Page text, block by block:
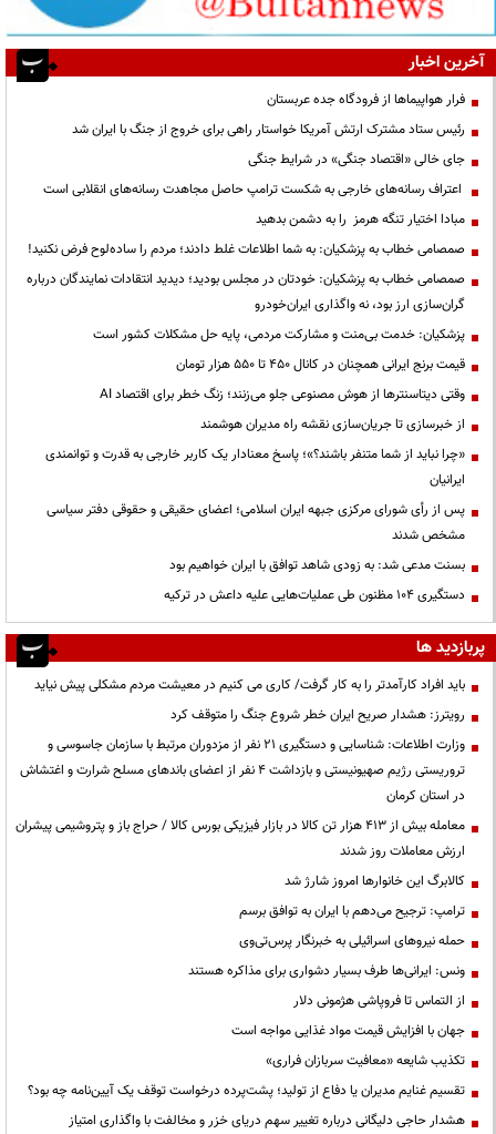
آخرین اخبار
فرار هواپیماها از فرودگاه جده عربستان
رئیس ستاد مشترک ارتش آمریکا خواستار راهی برای خروج از جنگ با ایران شد
جای خالی «اقتصاد جنگی» در شرایط جنگی
اعتراف رسانه‌های خارجی به شکست ترامپ حاصل مجاهدت رسانه‌های انقلابی است
مبادا اختیار تنگه هرمز را به دشمن بدهید
صمصامی خطاب به پزشکیان: به شما اطلاعات غلط دادند؛ مردم را ساده‌لوح فرض نکنید!
صمصامی خطاب به پزشکیان: خودتان در مجلس بودید؛ دیدید انتقادات نمایندگان درباره
گران‌سازی ارز بود، نه واگذاری ایران‌خودرو
پزشکیان: خدمت بی‌منت و مشارکت مردمی، پایه حل مشکلات کشور است
قیمت‌ برنج ایرانی همچنان در کانال ۴۵۰ تا ۵۵۰ هزار تومان
وقتی دیتاسنترها از هوش مصنوعی جلو می‌زنند؛ زنگ خطر برای اقتصاد AI
از خبرسازی تا جریان‌سازی نقشه راه مدیران هوشمند
«چرا نباید از شما متنفر باشند؟»؛ پاسخ معنادار یک کاربر خارجی به قدرت و توانمندی
ایرانیان
پس از رأی شورای مرکزی جبهه ایران اسلامی؛ اعضای حقیقی و حقوقی دفتر سیاسی
مشخص شدند
بسنت مدعی شد: به زودی شاهد توافق با ایران خواهیم بود
دستگیری ۱۰۴ مظنون طی عملیات‌هایی علیه داعش در ترکیه
پربازدید ها
باید افراد کارآمدتر را به کار گرفت/ کاری می کنیم در معیشت مردم مشکلی پیش نیاید
رویترز: هشدار صریح ایران خطر شروع جنگ را متوقف کرد
وزارت اطلاعات: شناسایی و دستگیری ۲۱ نفر از مزدوران مرتبط با سازمان جاسوسی و
تروریستی رژیم صهیونیستی و بازداشت ۴ نفر از اعضای باندهای مسلح شرارت و اغتشاش
در استان کرمان
معامله بیش از ۴۱۳ هزار تن کالا در بازار فیزیکی بورس کالا / حراج باز و پتروشیمی پیشران
ارزش معاملات روز شدند
کالابرگ این خانوارها امروز شارژ شد
ترامپ: ترجیح می‌دهم با ایران به توافق برسم
حمله نیروهای اسرائیلی به خبرنگار پرس‌تی‌وی
ونس: ایرانی‌ها طرف بسیار دشواری برای مذاکره هستند
از التماس تا فروپاشی هژمونی دلار
جهان با افزایش قیمت مواد غذایی مواجه است
تکذیب شایعه «معافیت سربازان فراری»
تقسیم غنایم مدیران یا دفاع از تولید؛ پشت‌پرده درخواست توقف یک آیین‌نامه چه بود؟
هشدار حاجی دلیگانی درباره تغییر سهم دریای خزر و مخالفت با واگذاری امتیاز